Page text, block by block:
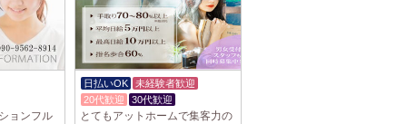
ルーム
隠れ家の女店長です。 当店では業界の闇であ
を撲滅するために女店長または在籍セラピス
ョンフル
日払いOK
未経験者歓迎
20代歓迎
30代歓迎
とてもアットホームで集客力の